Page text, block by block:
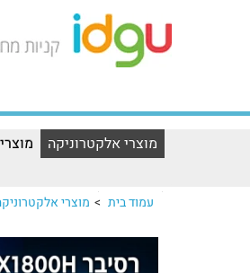
מוצרי אלקטרוניקה
עמוד בית > מוצרי